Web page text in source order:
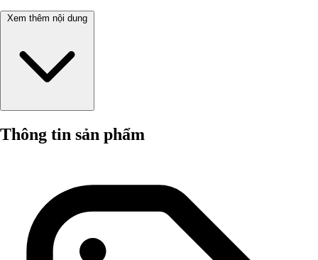
Xem thêm nội dung
Thông tin sản phẩm